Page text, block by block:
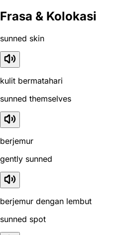
Frasa & Kolokasi
sunned skin
kulit bermatahari
sunned themselves
berjemur
gently sunned
berjemur dengan lembut
sunned spot